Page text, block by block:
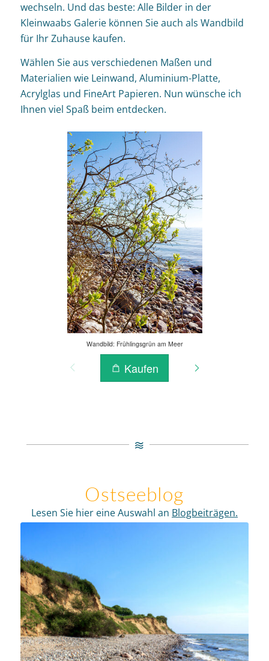
wechseln. Und das beste: Alle Bilder in der
Kleinwaabs Galerie können Sie auch als Wandbild
für Ihr Zuhause kaufen.
Wählen Sie aus verschiedenen Maßen und
Materialien wie Leinwand, Aluminium-Platte,
Acrylglas und FineArt Papieren. Nun wünsche ich
Ihnen viel Spaß beim entdecken.
Ostseeblog
Lesen Sie hier eine Auswahl an Blogbeiträgen.